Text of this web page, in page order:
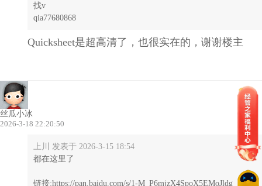
找v
qia77680868
Quicksheet是超高清了，也很实在的，谢谢楼主
丝瓜小冰
2026-3-18 22:20:50
上川 发表于 2026-3-15 18:54
都在这里了
链接:https://pan.baidu.com/s/1-M_P6mjzX4SpoX5EMoJldg 密